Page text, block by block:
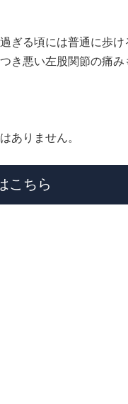
ぎる頃には普通に歩け
き悪い左股関節の痛み
ありません。
こちら